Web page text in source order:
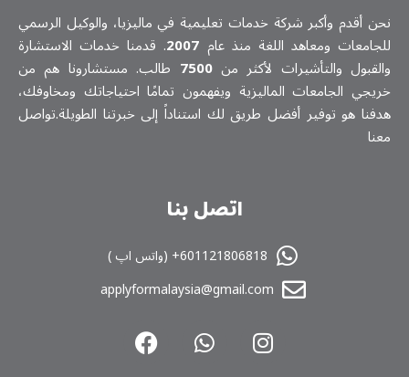
نحن أقدم وأكبر شركة خدمات تعلیمیة في ماليزيا، والوكيل الرسمي
للجامعات ومعاهد اللغة منذ عام 2007. قدمنا خدمات الاستشارة
والقبول والتأشيرات لأكثر من7500 طالب. مستشارونا هم من
خريجي الجامعات الماليزية ويفهمون تمامًا احتياجاتك ومخاوفك،
هدفنا هو توفير أفضل طريق لك استناداً إلى خبرتنا الطويلة.تواصل
معنا
اتصل بنا
601121806818+ (واتس اپ )
applyformalaysia@gmail.com